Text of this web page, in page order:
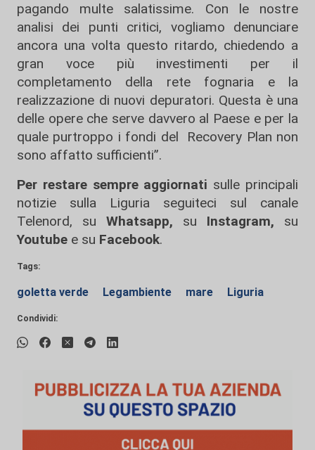
pagando multe salatissime. Con le nostre
analisi dei punti critici, vogliamo denunciare
ancora una volta questo ritardo, chiedendo a
gran voce più investimenti per il
completamento della rete fognaria e la
realizzazione di nuovi depuratori. Questa è una
delle opere che serve davvero al Paese e per la
quale purtroppo i fondi del Recovery Plan non
sono affatto sufficienti”.
Per restare sempre aggiornati sulle principali
notizie sulla Liguria seguiteci sul canale
Telenord, su
Whatsapp, su Instagram, su
Youtube e su Facebook.
Tags:
goletta verde Legambiente mare Liguria
Condividi: